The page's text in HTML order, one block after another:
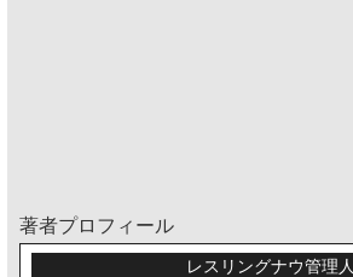
著者プロフィール
レスリングナウ管理人